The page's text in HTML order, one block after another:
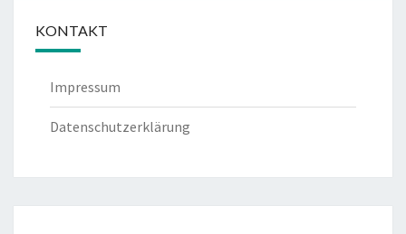
KONTAKT
Impressum
Datenschutzerklärung